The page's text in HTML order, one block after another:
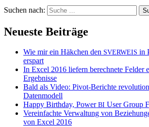
Suchen nach:
Neueste Beiträge
Wie mir ein Häkchen den SVERWEIS in
erspart
In Excel 2016 liefern berechnete Felder
Ergebnisse
Bald als Video: Pivot-Berichte
Datenmodell
Happy Birthday, PowerBI User Group
Vereinfachte Verwaltung von
von Excel 2016